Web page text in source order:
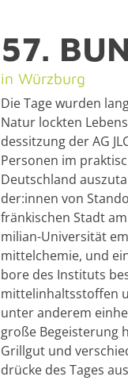
57.
in Würz­burg
Die Tage wur­den
Natur lock­ten
des­sit­zung der AG
Per­so­nen im
Deutsch­land
der:innen von
frän­ki­schen Stadt
mi­li­an-Uni­ver­si­tät
mit­tel­che­mie, und
bo­re des In­sti­tuts
mit­tel­in­halts­stof­fen
unter an­de­rem
große Be­geis­te­rung
Grill­gut und
drü­cke des Tages